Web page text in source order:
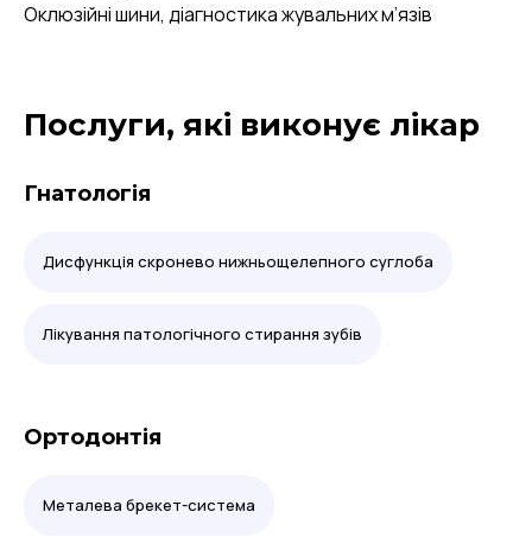
Оклюзійні шини, діагностика жувальних м’язів
Послуги, які виконує лікар
Гнатологія
Дисфункція скронево нижньощелепного суглоба
Лікування патологічного стирання зубів
Ортодонтія
Металева брекет-система